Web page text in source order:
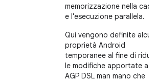
memorizzazione nella
e l'esecuzione parallela.
Qui vengono definite
proprietà Android
temporanee al fine di
le modifiche apportate a
AGP DSL man mano che